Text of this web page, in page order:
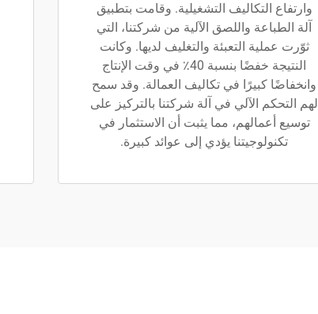
وارتفاع التكاليف التشغيلية. وقامت بتطبيق
آلة الطباعة واللصق الآلية من شركتنا، التي
ثوّرت عملية التعبئة والتغليف لديها. وكانت
النتيجة خفضًا بنسبة 40٪ في وقت الإنتاج
وانخفاضًا كبيرًا في تكاليف العمالة. وقد سمح
لهم التحكم الآلي في آلة شركتنا بالتركيز على
توسيع أعمالهم، مما يثبت أن الاستثمار في
تكنولوجيتنا يؤدي إلى عوائد كبيرة.